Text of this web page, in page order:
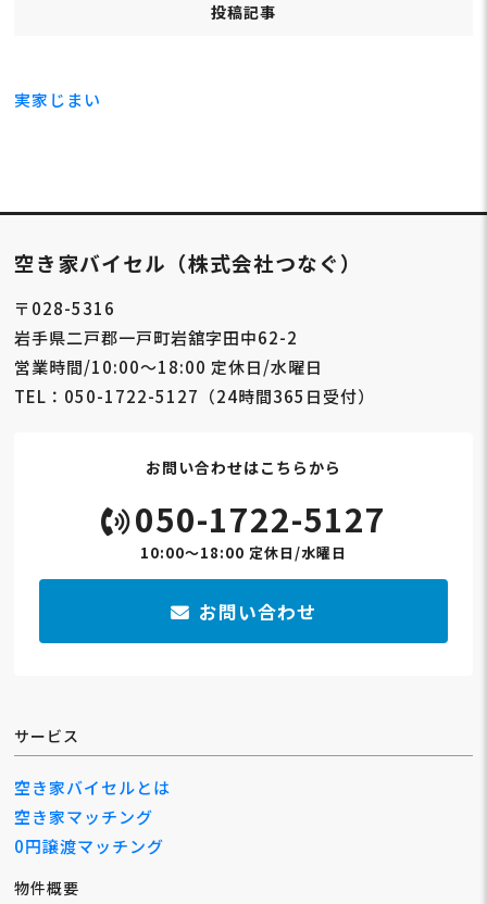
投稿記事
実家じまい
空き家バイセル（株式会社つなぐ）
〒028-5316
岩手県二戸郡一戸町岩舘字田中62-2
営業時間/10:00～18:00 定休日/水曜日
TEL：050-1722-5127（24時間365日受付）
お問い合わせはこちらから
050-1722-5127
10:00～18:00 定休日/水曜日
お問い合わせ
サービス
空き家バイセルとは
空き家マッチング
0円譲渡マッチング
物件概要